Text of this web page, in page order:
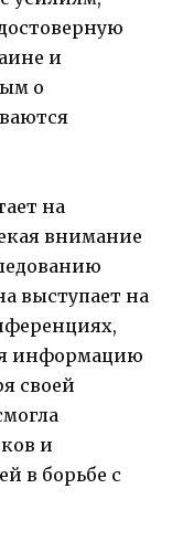
и
о
на
внимание
выступает на
информацию
своей
и
в борьбе с